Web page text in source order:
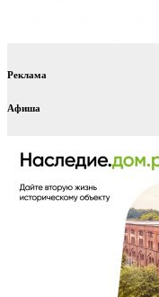
Реклама
Афиша